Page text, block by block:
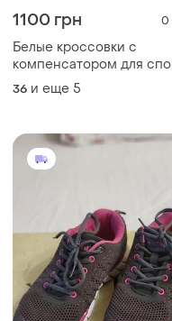
1100 грн 0
Белые кроссовки с
компенсатором для
36 и еще 5